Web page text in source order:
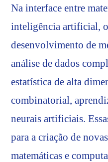
Na interface entre
inteligência artificial,
desenvolvimento de
análise de dados
estatística de alta
combinatorial,
neurais artificiais.
para a criação de
matemáticas e